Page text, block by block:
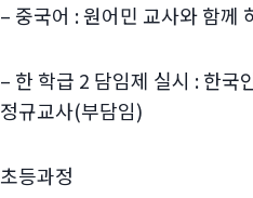
– 중국어 : 원어민 교사와 함께
– 한 학급 2 담임제 실시 : 한국
정규교사(부담임)
초등과정